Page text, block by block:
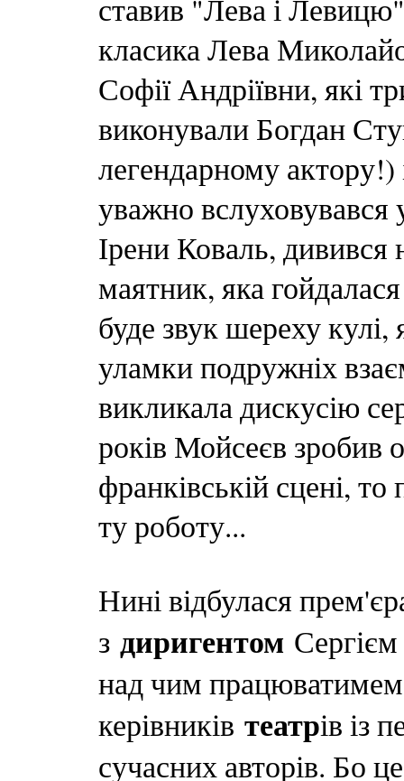
ставив "Лева і
класика Лева
Софії Андріївни, які
виконували Богдан
легендарному актору!)
уважно вслуховувався
Ірени Коваль,
маятник, яка
буде звук шереху кулі,
уламки подружніх
викликала дискусію
років Мойсеєв зробив
франківській сцені,
ту роботу...
Нині відбулася
з диригентом
над чим
керівників театрів із
сучасних авторів. Бо